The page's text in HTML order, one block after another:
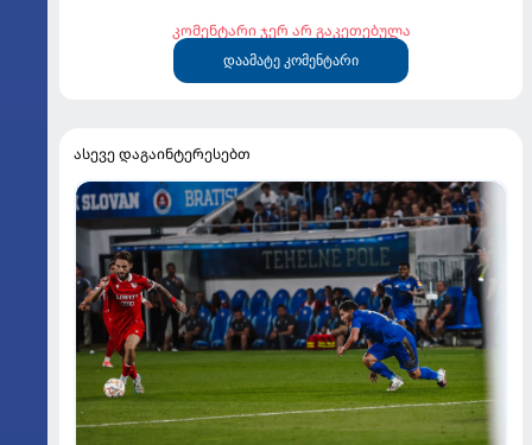
კომენტარი ჯერ არ გაკეთებულა
დაამატე კომენტარი
ასევე დაგაინტერესებთ